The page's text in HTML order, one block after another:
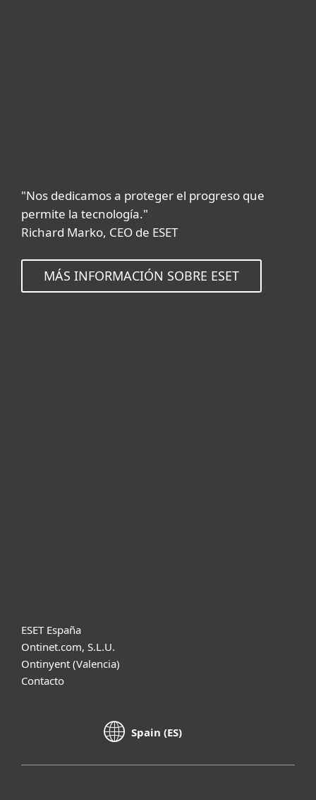
"Nos dedicamos a proteger el progreso que
permite la tecnología."
Richard Marko, CEO de ESET
MÁS INFORMACIÓN SOBRE ESET
ESET España
Ontinet.com, S.L.U.
Ontinyent (Valencia)
Contacto
Spain (ES)